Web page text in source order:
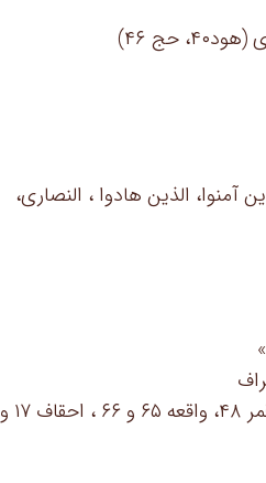
حج ۴۶)
الذین هادوا ، النصاری،
🔹تقدیر ماده قول « بقره ۶۰ ، قمر ۴۸، واقعه ۶۵ و ۶۶ ، احقاف ۱۷ و